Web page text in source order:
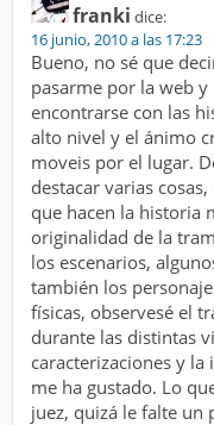
franki dice:
16 junio, 2010 a las 17:23
Bueno, no sé que
pasarme por la web y
encontrarse con las
alto nivel y el ánimo
moveis por el lugar.
destacar varias
que hacen la historia
originalidad de la
los escenarios,
también los
físicas, observesé el
durante las distintas
caracterizaciones y
me ha gustado. Lo
juez, quizá le falte un